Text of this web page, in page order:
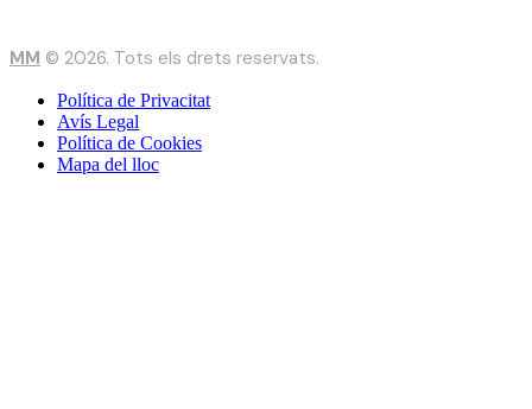
MM © 2026. Tots els drets reservats.
Política de Privacitat
Avís Legal
Política de Cookies
Mapa del lloc